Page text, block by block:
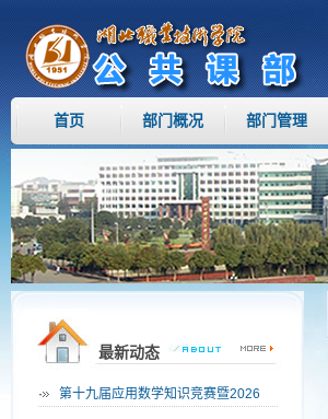
首页 部门概况 部门管理
最新动态
· 第十九届应用数学知识竞赛暨2026